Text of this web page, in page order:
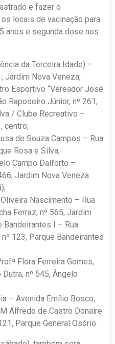
e fazer o
locais de vacinação para
anos e segunda dose nos
da Terceira Idade) –
Jardim Nova Veneza;
Esportivo “Vereador José
Raposeiro Júnior, nº 261,
/ Clube Recreativo –
centro;
de Souza Campos – Rua
Rosa e Silva;
Campo Dall’orto –
Jardim Nova Veneza
Oliveira Nascimento – Rua
Ferraz, nº 565, Jardim
Bandeirantes I – Rua
123, Parque Bandeirantes
Flora Ferreira Gomes,
nº 545, Ângelo
– Avenida Emílio Bosco,
Alfredo de Castro Donaire
Parque General Osório.